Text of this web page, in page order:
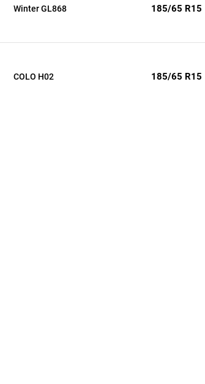
Winter GL868 185/65 R15
COLO H02 185/65 R15